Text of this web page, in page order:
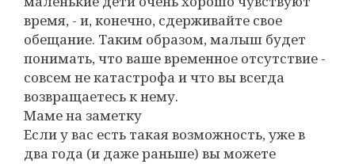
время, - и, конечно, сдерживайте свое
обещание. Таким образом, малыш будет
понимать, что ваше временное отсутствие -
совсем не катастрофа и что вы всегда
возвращаетесь к нему.
Маме на заметку
Если у вас есть такая возможность, уже в
два года (и даже раньше) вы можете